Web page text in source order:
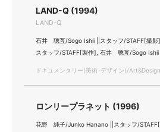
LAND-Q (1994)
LAND-Q
石井 聰亙/Sogo Ishii ||スタッフ/STAFF[撮
スタッフ/STAFF[製作], 石井 聰亙/Sogo Ishii
ドキュメンタリー(美術･デザイン)/Art&Design
ロンリープラネット (1996)
花野 純子/Junko Hanano ||スタッフ/